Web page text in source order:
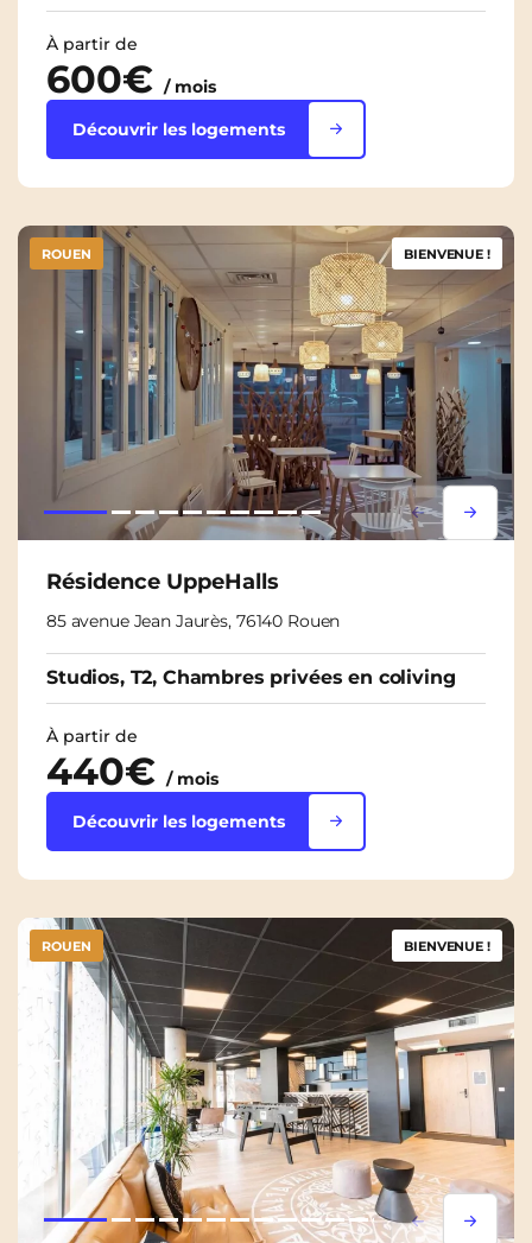
À partir de
600€ / mois
Découvrir les logements
Lorem ipsum
Lorem
ROUEN BIENVENUE !
Résidence UppeHalls
85 avenue Jean Jaurès, 76140 Rouen
Studios, T2, Chambres privées en coliving
À partir de
440€ / mois
Découvrir les logements
Lorem ipsum
Lorem
ROUEN BIENVENUE !